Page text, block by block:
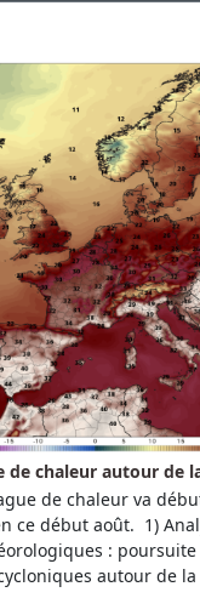
de chaleur autour de
de chaleur va
ce début août. 1)
:
autour de